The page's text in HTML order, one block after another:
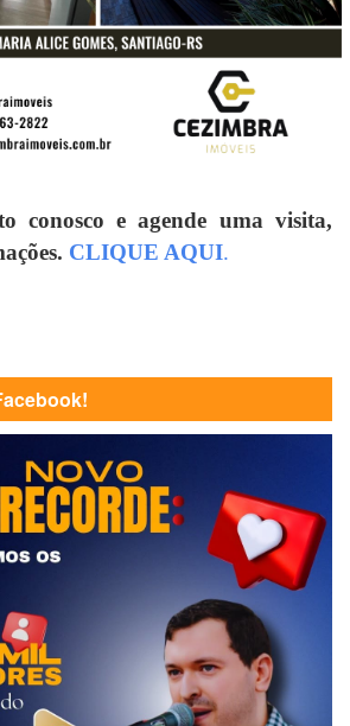
conosco e agende uma visita,
CLIQUE AQUI.